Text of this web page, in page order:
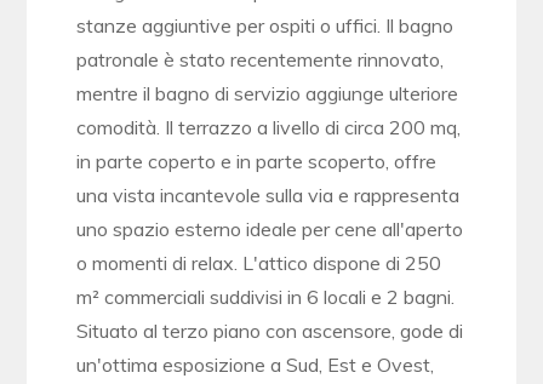
stanze aggiuntive per ospiti o uffici. Il bagno
patronale è stato recentemente rinnovato,
mentre il bagno di servizio aggiunge ulteriore
comodità. Il terrazzo a livello di circa 200 mq,
in parte coperto e in parte scoperto, offre
una vista incantevole sulla via e rappresenta
uno spazio esterno ideale per cene all'aperto
o momenti di relax. L'attico dispone di 250
m² commerciali suddivisi in 6 locali e 2 bagni.
Situato al terzo piano con ascensore, gode di
un'ottima esposizione a Sud, Est e Ovest,